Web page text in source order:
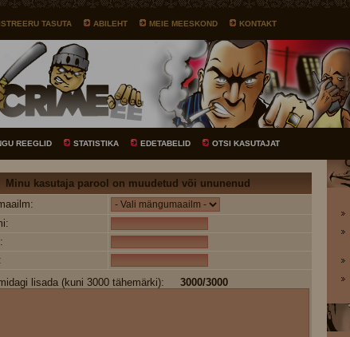
TASUTA ABILEHT MEIE MEESKOND KONTAKT
REEGLID STATISTIKA EDETABELID OTSI KASUTAJAT
Minu kasutaja parool on muudetud või ununenud
lisada (kuni 3000 tähemärki):
3000/3000